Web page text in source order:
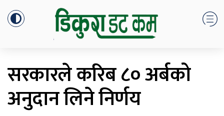
सरकारले करिब ८० अर्बको
अनुदान लिने निर्णय